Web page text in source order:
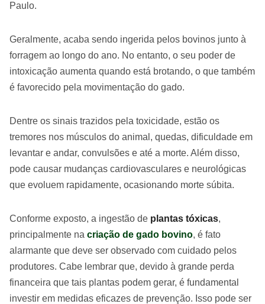
Paulo.
Geralmente, acaba sendo ingerida pelos bovinos junto à
forragem ao longo do ano. No entanto, o seu poder de
intoxicação aumenta quando está brotando, o que também
é favorecido pela movimentação do gado.
Dentre os sinais trazidos pela toxicidade, estão os
tremores nos músculos do animal, quedas, dificuldade em
levantar e andar, convulsões e até a morte. Além disso,
pode causar mudanças cardiovasculares e neurológicas
que evoluem rapidamente, ocasionando morte súbita.
Conforme exposto, a ingestão de plantas tóxicas,
principalmente na criação de gado bovino, é fato
alarmante que deve ser observado com cuidado pelos
produtores. Cabe lembrar que, devido à grande perda
financeira que tais plantas podem gerar, é fundamental
investir em medidas eficazes de prevenção. Isso pode ser